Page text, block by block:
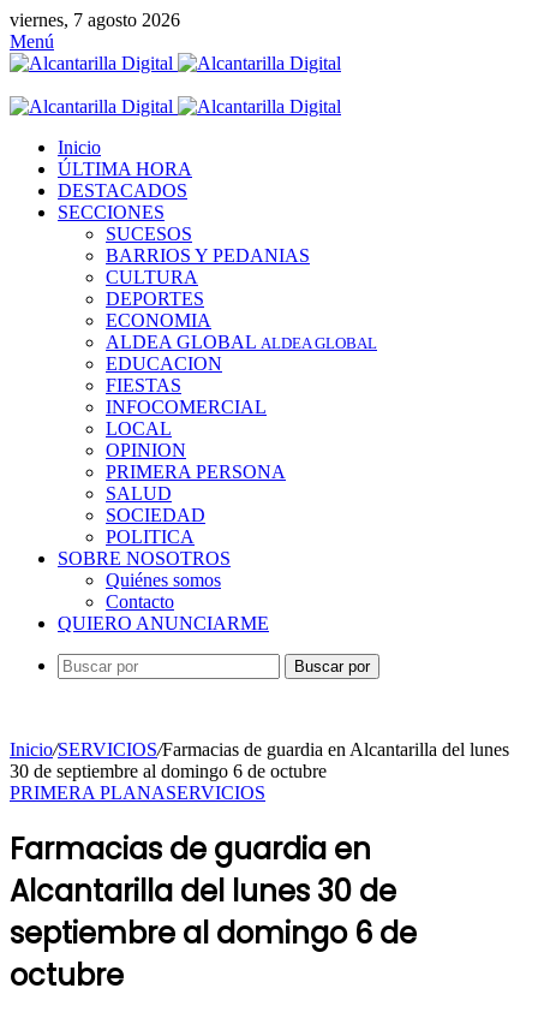
viernes, 7 agosto 2026
Menú
Inicio
ÚLTIMA HORA
DESTACADOS
SECCIONES
SUCESOS
BARRIOS Y PEDANIAS
CULTURA
DEPORTES
ECONOMIA
ALDEA GLOBAL ALDEA GLOBAL
EDUCACION
FIESTAS
INFOCOMERCIAL
LOCAL
OPINION
PRIMERA PERSONA
SALUD
SOCIEDAD
POLITICA
SOBRE NOSOTROS
Quiénes somos
Contacto
QUIERO ANUNCIARME
Buscar por
Inicio/SERVICIOS/Farmacias de guardia en Alcantarilla del lunes
30 de septiembre al domingo 6 de octubre
PRIMERA PLANASERVICIOS
Farmacias de guardia en
Alcantarilla del lunes 30 de
septiembre al domingo 6 de
octubre